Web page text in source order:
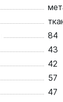
84
43
42
57
47